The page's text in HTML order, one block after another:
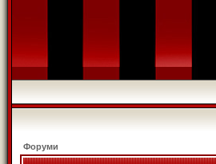
Форуми